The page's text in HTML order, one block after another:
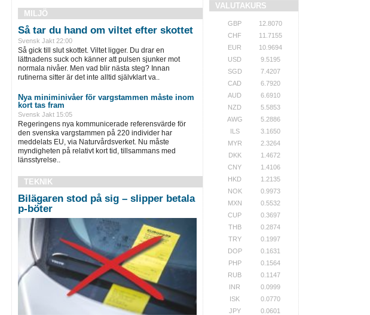
MILJÖ
Så tar du hand om viltet efter skottet
Svensk Jakt 22:00
Så gick till slut skottet. Viltet ligger. Du drar en
lättnadens suck och känner att pulsen sjunker mot
normala nivåer. Men vad blir ­nästa steg? Innan
rutinerna sitter är det inte alltid självklart va..
Nya miniminivåer för vargstammen måste inom
kort tas fram
Svensk Jakt 15:05
Regeringens nya kommunicerade referensvärde för
den svenska vargstammen på 220 individer har
meddelats EU, via Naturvårdsverket. Nu måste
myndigheten på relativt kort tid, tillsammans med
länsstyrelse..
TEKNIK
Bilägaren stod på sig – slipper betala
p-böter
VALUTAKURS
GBP
12.8070
CHF
11.7155
EUR
10.9694
USD
9.5195
SGD
7.4207
CAD
6.7920
AUD
6.6910
NZD
5.5853
AWG
5.2886
ILS
3.1650
MYR
2.3264
DKK
1.4672
CNY
1.4106
HKD
1.2135
NOK
0.9973
MXN
0.5532
CUP
0.3697
THB
0.2874
TRY
0.1997
DOP
0.1631
PHP
0.1564
RUB
0.1147
INR
0.0999
ISK
0.0770
JPY
0.0601